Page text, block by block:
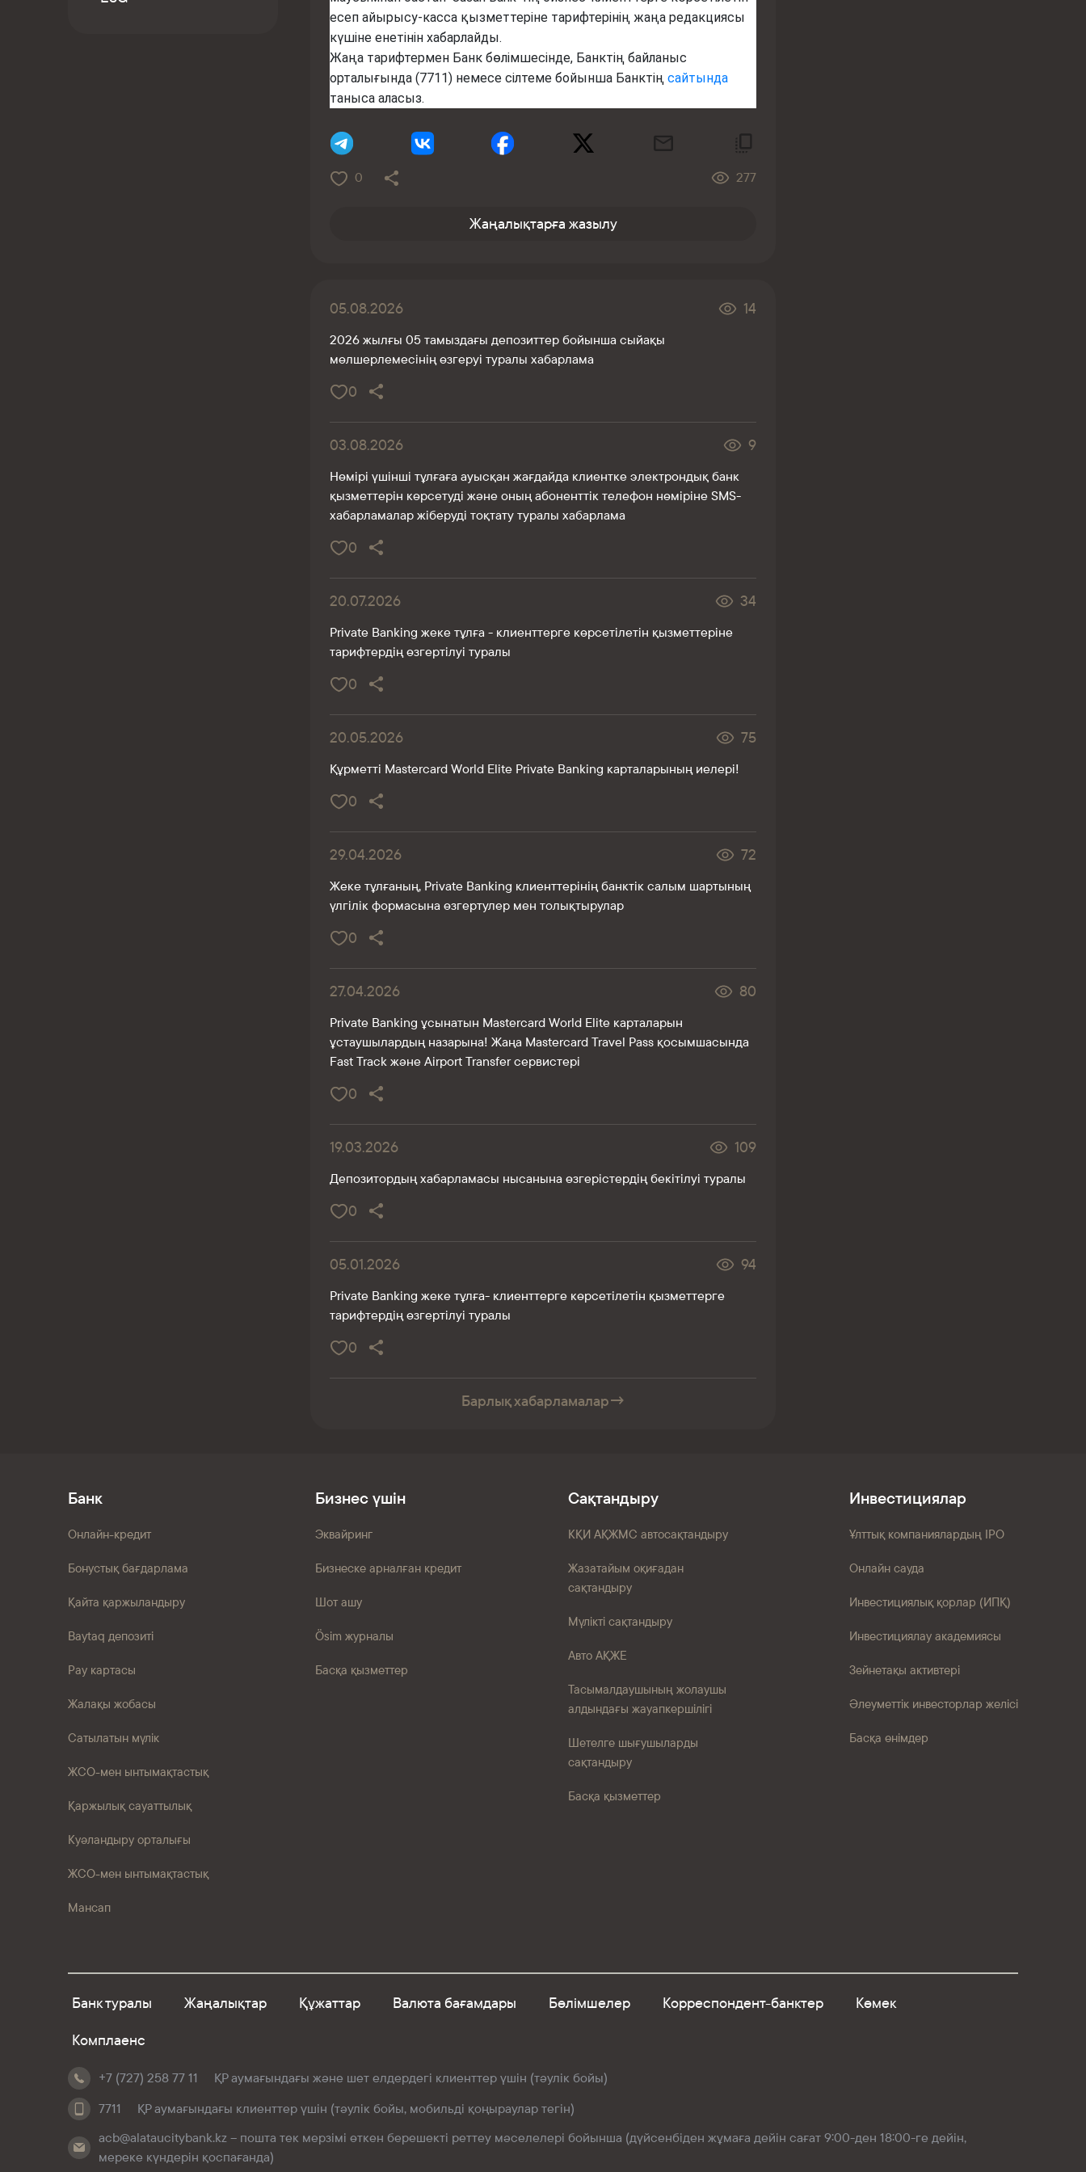
есеп айырысу-касса қызметтеріне тарифтерінің жаңа редакциясы
күшіне енетінін хабарлайды.
Жаңа тарифтермен Банк бөлімшесінде, Банктің байланыс
орталығында (7711) немесе сілтеме бойынша Банктің сайтында
таныса аласыз.
0 277
Жаңалықтарға жазылу
05.08.2026 14
2026 жылғы 05 тамыздағы депозиттер бойынша сыйақы
мөлшерлемесінің өзгеруі туралы хабарлама
0
03.08.2026 9
Нөмірі үшінші тұлғаға ауысқан жағдайда клиентке электрондық банк
қызметтерін көрсетуді және оның абоненттік телефон нөміріне SMS-
хабарламалар жіберуді тоқтату туралы хабарлама
0
20.07.2026 34
Private Banking жеке тұлға - клиенттерге көрсетілетін қызметтеріне
тарифтердің өзгертілуі туралы
0
20.05.2026 75
Құрметті Mastercard World Elite Private Banking карталарының иелері!
0
29.04.2026 72
Жеке тұлғаның, Private Banking клиенттерінің банктік салым шартының
үлгілік формасына өзгертулер мен толықтырулар
0
27.04.2026 80
Private Banking ұсынатын Mastercard World Elite карталарын
ұстаушылардың назарына! Жаңа Mastercard Travel Pass қосымшасында
Fast Track және Airport Transfer сервистері
0
19.03.2026 109
Депозитордың хабарламасы нысанына өзгерістердің бекітілуі туралы
0
05.01.2026 94
Private Banking жеке тұлға- клиенттерге көрсетілетін қызметтерге
тарифтердің өзгертілуі туралы
0
Барлық хабарламалар→
Банк
Онлайн-кредит
Бонустық бағдарлама
Қайта қаржыландыру
Baytaq депозиті
Pay картасы
Жалақы жобасы
Сатылатын мүлік
ЖСО-мен ынтымақтастық
Қаржылық сауаттылық
Куәландыру орталығы
ЖСО-мен ынтымақтастық
Мансап
Бизнес үшін
Эквайринг
Бизнеске арналған кредит
Шот ашу
Ösim журналы
Басқа қызметтер
Сақтандыру
КҚИ АҚЖМС автосақтандыру
Жазатайым оқиғадан
сақтандыру
Мүлікті сақтандыру
Авто АҚЖЕ
Тасымалдаушының жолаушы
алдындағы жауапкершілігі
Шетелге шығушыларды
сақтандыру
Басқа қызметтер
Инвестициялар
Ұлттық компаниялардың IPO
Онлайн сауда
Инвестициялық қорлар (ИПҚ)
Инвестициялау академиясы
Зейнетақы активтері
Әлеуметтік инвесторлар желісі
Басқа өнімдер
Банк туралы Жаңалықтар Құжаттар Валюта бағамдары Бөлімшелер Корреспондент-банктер
Көмек
Комплаенс
+7 (727) 258 77 11
ҚР аумағындағы және шет елдердегі клиенттер үшін (тәулік бойы)
7711
ҚР аумағындағы клиенттер үшін (тәулік бойы, мобильді қоңыраулар тегін)
acb@alataucitybank.kz – пошта тек мерзімі өткен берешекті реттеу мәселелері бойынша (дүйсенбіден жұмаға дейін сағат 9:00-ден 18:00-ге дейін,
мереке күндерін қоспағанда)